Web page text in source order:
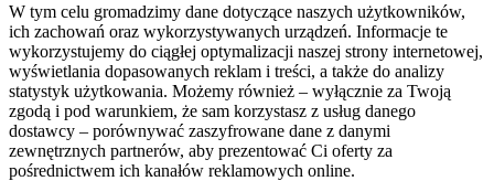
W tym celu gromadzimy dane dotyczące naszych użytkowników,
ich zachowań oraz wykorzystywanych urządzeń. Informacje te
wykorzystujemy do ciągłej optymalizacji naszej strony internetowej,
wyświetlania dopasowanych reklam i treści, a także do analizy
statystyk użytkowania. Możemy również – wyłącznie za Twoją
zgodą i pod warunkiem, że sam korzystasz z usług danego
dostawcy – porównywać zaszyfrowane dane z danymi
zewnętrznych partnerów, aby prezentować Ci oferty za
pośrednictwem ich kanałów reklamowych online.